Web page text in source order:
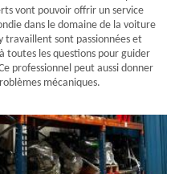
vont pouvoir offrir un service
dans le domaine de la voiture
travaillent sont passionnées et
toutes les questions pour guider
professionnel peut aussi donner
mécaniques.